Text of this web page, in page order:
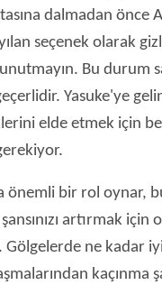
dalmadan önce
seçenek olarak
Bu durum
Yasuke'ye
elde etmek için
önemli bir rol oynar,
artırmak için
Gölgelerde ne kadar
kaçınma